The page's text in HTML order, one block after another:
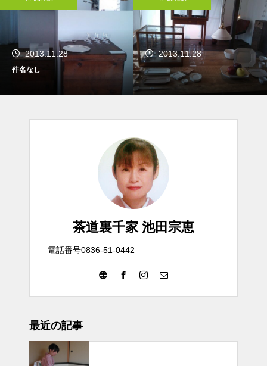
2013.11.28
件名なし
2013.11.28
茶道裏千家 池田宗恵
電話番号0836-51-0442
最近の記事